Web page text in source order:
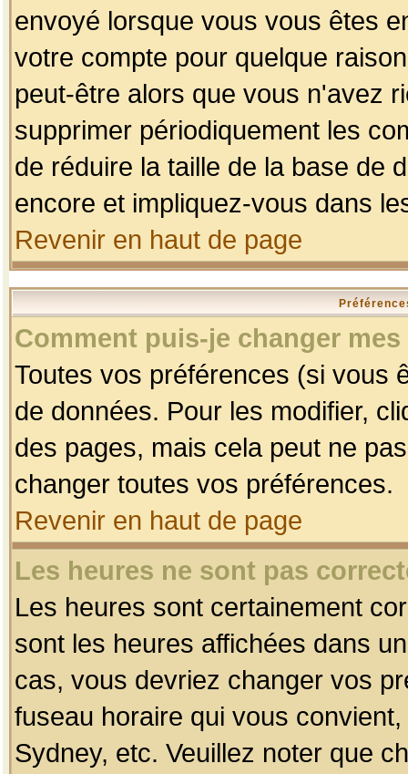
envoyé lorsque vous vous êtes
votre compte pour quelque
peut-être alors que vous n'avez
supprimer périodiquement les
de réduire la taille de la base de
encore et impliquez-vous dans
Revenir en haut de page
Comment puis-je changer
Toutes vos préférences (si vous
de données. Pour les modifier,
des pages, mais cela peut ne
changer toutes vos préférences.
Revenir en haut de page
Les heures ne sont pas
Les heures sont certainement
sont les heures affichées dans
cas, vous devriez changer vos
fuseau horaire qui vous
Sydney, etc. Veuillez noter que